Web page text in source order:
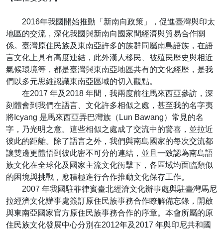
2016年我國開始推動「新南向政策」，促進臺灣與印太
地區的交流，深化我國與新南向國家間經濟與貿易合作關
係。臺灣原住民族及東南亞許多的族群同屬南島語族，在語
言文化上具有高度連結，此外漢人移民、被殖民歷史與相近
氣候環境等，都是臺灣與東南亞地區共有的文化經歷，是我
們以多元思維認識東南亞區域的切入觀點。
在2017 年及2018 年間，我兩度前往馬來西亞參訪，深
刻體會到我們在語言、文化許多相似之處，甚至我的名字夷
將Icyang 是馬來西亞弄巴灣族（Lun Bawang）常見的名
字，乃光明之意。這些相似之處成了交流中的驚喜，並拉近
彼此的距離。除了語言之外，我們與南島國家的每次交流都
讓雙邊更體悟到彼此密不可分的連結，並且一致認為南島語
族文化在全球化及國家主流文化衝擊下，各區域均面臨類似
的困境與挑戰，應積極進行合作推動文化保存工作。
2007 年我國駐菲律賓臺北經濟文化辦事處與駐臺灣馬尼
拉經濟文化辦事處簽訂原住民族事務合作瞭解備忘錄，開啟
與東南亞國家官方原住民族事務合作的序章。本會所屬的原
住民族文化發展中心分別在2012年及2017 年與印尼共和國